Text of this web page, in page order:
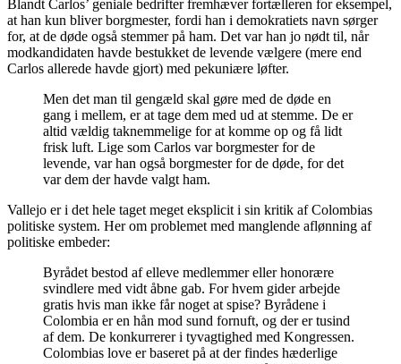
Blandt Carlos’ geniale bedrifter fremhæver fortælleren for eksempel,
at han kun bliver borgmester, fordi han i demokratiets navn sørger
for, at de døde også stemmer på ham. Det var han jo nødt til, når
modkandidaten havde bestukket de levende vælgere (mere end
Carlos allerede havde gjort) med pekuniære løfter.
Men det man til gengæld skal gøre med de døde en
gang i mellem, er at tage dem med ud at stemme. De er
altid vældig taknemmelige for at komme op og få lidt
frisk luft. Lige som Carlos var borgmester for de
levende, var han også borgmester for de døde, for det
var dem der havde valgt ham.
Vallejo er i det hele taget meget eksplicit i sin kritik af Colombias
politiske system. Her om problemet med manglende aflønning af
politiske embeder:
Byrådet bestod af elleve medlemmer eller honorære
svindlere med vidt åbne gab. For hvem gider arbejde
gratis hvis man ikke får noget at spise? Byrådene i
Colombia er en hån mod sund fornuft, og der er tusind
af dem. De konkurrerer i tyvagtighed med Kongressen.
Colombias love er baseret på at der findes hæderlige